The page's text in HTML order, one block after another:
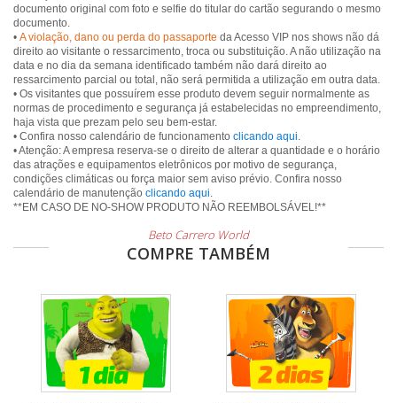
documento original com foto e selfie do titular do cartão segurando o mesmo
documento.
• A violação, dano ou perda do passaporte da Acesso VIP nos shows não dá
direito ao visitante o ressarcimento, troca ou substituição. A não utilização na
data e no dia da semana identificado também não dará direito ao
ressarcimento parcial ou total, não será permitida a utilização em outra data.
• Os visitantes que possuírem esse produto devem seguir normalmente as
normas de procedimento e segurança já estabelecidas no empreendimento,
haja vista que prezam pelo seu bem-estar.
• Confira nosso calendário de funcionamento clicando aqui.
• Atenção: A empresa reserva-se o direito de alterar a quantidade e o horário
das atrações e equipamentos eletrônicos por motivo de segurança,
condições climáticas ou força maior sem aviso prévio. Confira nosso
calendário de manutenção clicando aqui.
Beto Carrero World
COMPRE TAMBÉM